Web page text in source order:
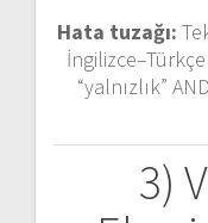
Hata tuzağı:
“yalnızlık”
3)